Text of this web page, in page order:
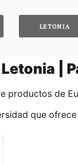
LETONIA
|
productos de
que